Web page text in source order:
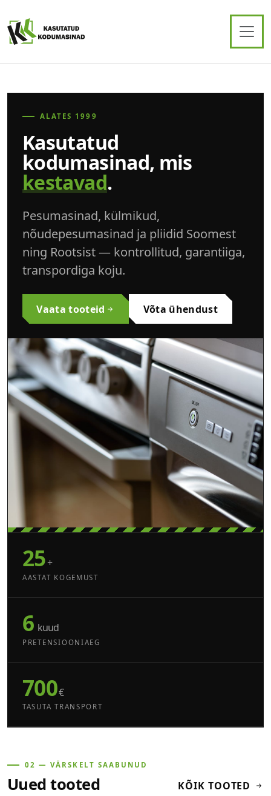
ALATES 1999
Kasutatud
kodumasinad, mis
kestavad.
Pesumasinad, külmikud,
nõudepesumasinad ja pliidid Soomest
ning Rootsist — kontrollitud, garantiiga,
transpordiga koju.
Vaata tooteid Võta ühendust
25+
AASTAT KOGEMUST
6 kuud
PRETENSIOONIAEG
700€
TASUTA TRANSPORT
02 — VÄRSKELT SAABUNUD
Uued tooted KÕIK TOOTED